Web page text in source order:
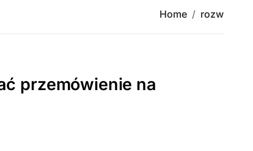
Home rozw
przemówienie na